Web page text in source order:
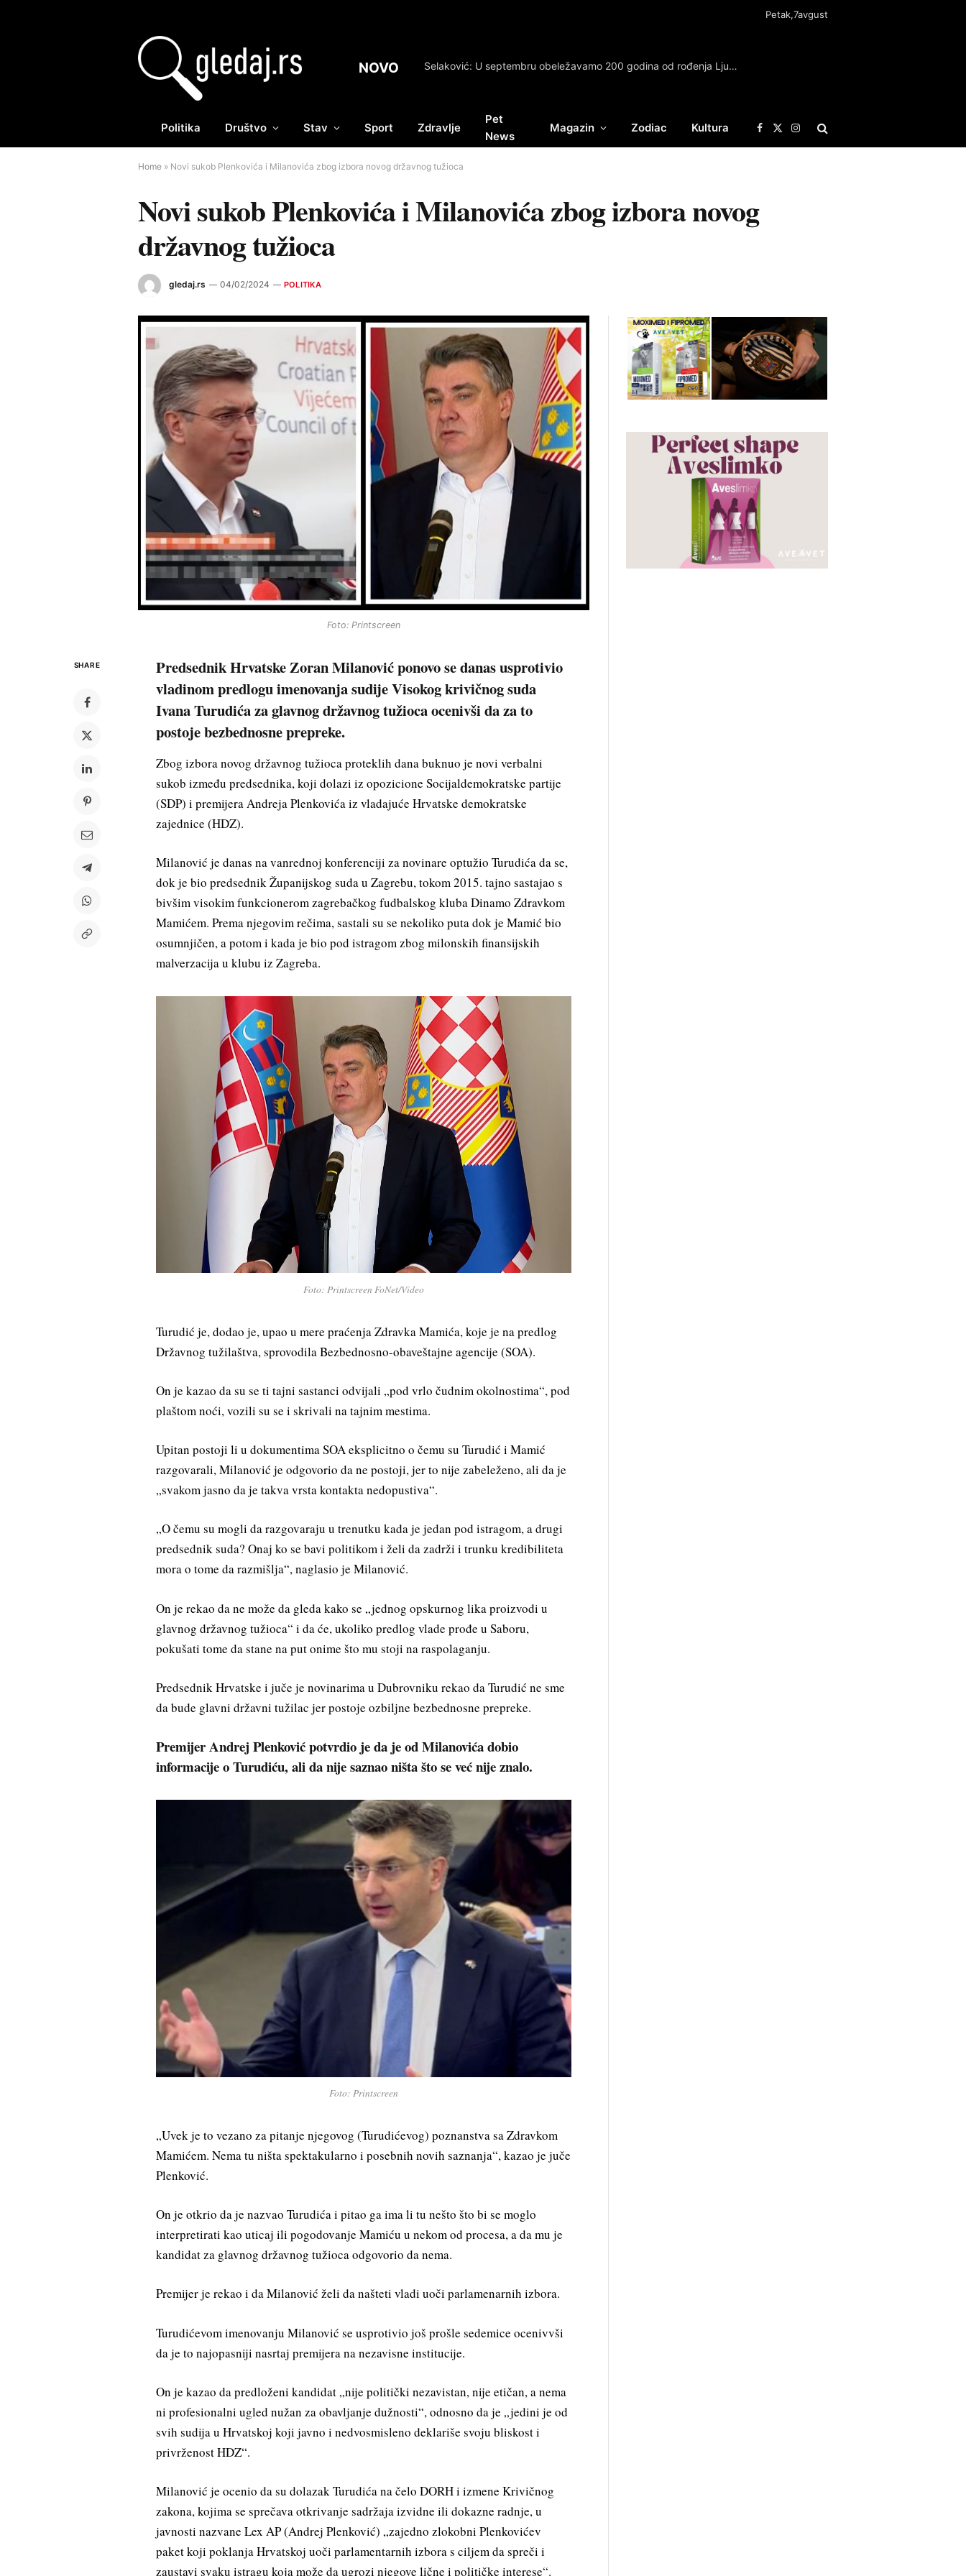
Petak,7avgust
NOVO Selaković: U septembru obeležavamo 200 godina od rođenja Ljubomira Nenadovića
Politika Društvo Stav Sport Zdravlje
Pet
News
Magazin Zodiac Kultura Facebook
X
(Twitter)
Instagram
Home » Novi sukob Plenkovića i Milanovića zbog izbora novog državnog tužioca
Novi sukob Plenkovića i Milanovića zbog izbora novog
državnog tužioca
gledaj.rs 04/02/2024 POLITIKA
Foto: Printscreen
SHARE
Predsednik Hrvatske Zoran Milanović ponovo se danas usprotivio
vladinom predlogu imenovanja sudije Visokog krivičnog suda
Ivana Turudića za glavnog državnog tužioca ocenivši da za to
postoje bezbednosne prepreke.
Zbog izbora novog državnog tužioca proteklih dana buknuo je novi verbalni
sukob između predsednika, koji dolazi iz opozicione Socijaldemokratske partije
(SDP) i premijera Andreja Plenkovića iz vladajuće Hrvatske demokratske
zajednice (HDZ).
Milanović je danas na vanrednoj konferenciji za novinare optužio Turudića da se,
dok je bio predsednik Županijskog suda u Zagrebu, tokom 2015. tajno sastajao s
bivšim visokim funkcionerom zagrebačkog fudbalskog kluba Dinamo Zdravkom
Mamićem. Prema njegovim rečima, sastali su se nekoliko puta dok je Mamić bio
osumnjičen, a potom i kada je bio pod istragom zbog milonskih finansijskih
malverzacija u klubu iz Zagreba.
Foto: Printscreen FoNet/Video
Turudić je, dodao je, upao u mere praćenja Zdravka Mamića, koje je na predlog
Državnog tužilaštva, sprovodila Bezbednosno-obaveštajne agencije (SOA).
On je kazao da su se ti tajni sastanci odvijali „pod vrlo čudnim okolnostima“, pod
plaštom noći, vozili su se i skrivali na tajnim mestima.
Upitan postoji li u dokumentima SOA eksplicitno o čemu su Turudić i Mamić
razgovarali, Milanović je odgovorio da ne postoji, jer to nije zabeleženo, ali da je
„svakom jasno da je takva vrsta kontakta nedopustiva“.
„O čemu su mogli da razgovaraju u trenutku kada je jedan pod istragom, a drugi
predsednik suda? Onaj ko se bavi politikom i želi da zadrži i trunku kredibiliteta
mora o tome da razmišlja“, naglasio je Milanović.
On je rekao da ne može da gleda kako se „jednog opskurnog lika proizvodi u
glavnog državnog tužioca“ i da će, ukoliko predlog vlade prođe u Saboru,
pokušati tome da stane na put onime što mu stoji na raspolaganju.
Predsednik Hrvatske i juče je novinarima u Dubrovniku rekao da Turudić ne sme
da bude glavni državni tužilac jer postoje ozbiljne bezbednosne prepreke.
Premijer Andrej Plenković potvrdio je da je od Milanovića dobio
informacije o Turudiću, ali da nije saznao ništa što se već nije znalo.
Foto: Printscreen
„Uvek je to vezano za pitanje njegovog (Turudićevog) poznanstva sa Zdravkom
Mamićem. Nema tu ništa spektakularno i posebnih novih saznanja“, kazao je juče
Plenković.
On je otkrio da je nazvao Turudića i pitao ga ima li tu nešto što bi se moglo
interpretirati kao uticaj ili pogodovanje Mamiću u nekom od procesa, a da mu je
kandidat za glavnog državnog tužioca odgovorio da nema.
Premijer je rekao i da Milanović želi da našteti vladi uoči parlamenarnih izbora.
Turudićevom imenovanju Milanović se usprotivio još prošle sedemice ocenivvši
da je to najopasniji nasrtaj premijera na nezavisne institucije.
On je kazao da predloženi kandidat „nije politički nezavistan, nije etičan, a nema
ni profesionalni ugled nužan za obavljanje dužnosti“, odnosno da je „jedini je od
svih sudija u Hrvatskoj koji javno i nedvosmisleno deklariše svoju bliskost i
privrženost HDZ“.
Milanović je ocenio da su dolazak Turudića na čelo DORH i izmene Krivičnog
zakona, kojima se sprečava otkrivanje sadržaja izvidne ili dokazne radnje, u
javnosti nazvane Lex AP (Andrej Plenković) „zajedno zlokobni Plenkovićev
paket koji poklanja Hrvatskoj uoči parlamentarnih izbora s ciljem da spreči i
zaustavi svaku istragu koja može da ugrozi njegove lične i političke interese“.